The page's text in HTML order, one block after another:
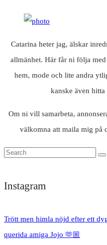
Catarina heter jag, älskar
allmänhet. Här får ni följa
hem, mode och lite andra
kanske även
Om ni vill samarbeta,
välkomna att maila mig på
Instagram
Trött men himla nöjd efter ett
querida amiga Jojo 🫶🏼